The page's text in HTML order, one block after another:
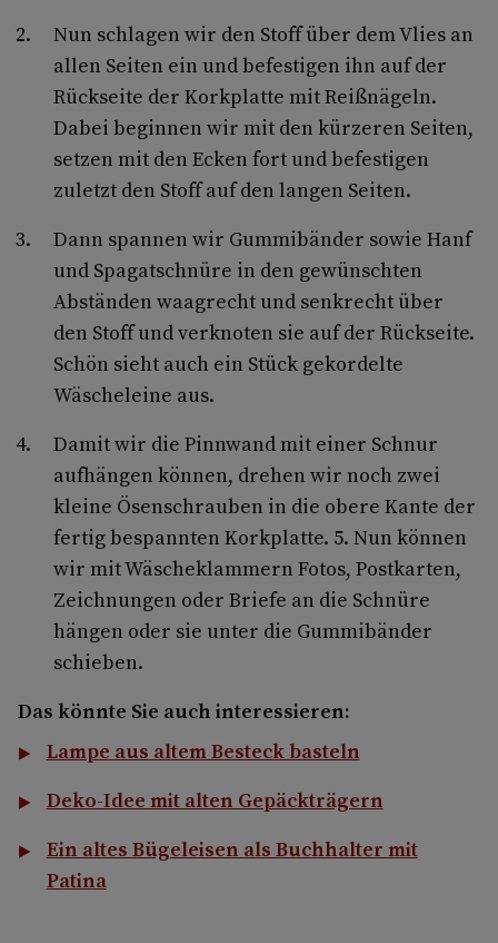
Nun schlagen wir den Stoff über dem Vlies an
allen Seiten ein und befestigen ihn auf der
Rückseite der Korkplatte mit Reißnägeln.
Dabei beginnen wir mit den kürzeren Seiten,
setzen mit den Ecken fort und befestigen
zuletzt den Stoff auf den langen Seiten.
Dann spannen wir Gummibänder sowie Hanf
und Spagatschnüre in den gewünschten
Abständen waagrecht und senkrecht über
den Stoff und verknoten sie auf der Rückseite.
Schön sieht auch ein Stück gekordelte
Wäscheleine aus.
Damit wir die Pinnwand mit einer Schnur
aufhängen können, drehen wir noch zwei
kleine Ösenschrauben in die obere Kante der
fertig bespannten Korkplatte. 5. Nun können
wir mit Wäscheklammern Fotos, Postkarten,
Zeichnungen oder Briefe an die Schnüre
hängen oder sie unter die Gummibänder
schieben.
Das könnte Sie auch interessieren:
Lampe aus altem Besteck basteln
Deko-Idee mit alten Gepäckträgern
Ein altes Bügeleisen als Buchhalter mit
Patina